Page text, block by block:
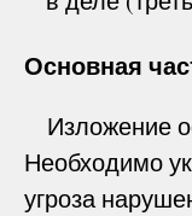
Основная
Изложение
Необходимо
угроза